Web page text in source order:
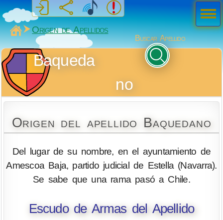
MiSabueso
Origen de Apellidos
Buscar Apellido
Baqueda
no
Origen del apellido Baquedano
Del lugar de su nombre, en el ayuntamiento de
Amescoa Baja, partido judicial de Estella (Navarra).
Se sabe que una rama pasó a Chile.
Escudo de Armas del Apellido
Men
ú